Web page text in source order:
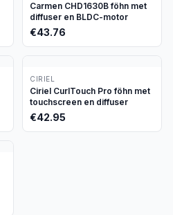
Carmen CHD1630B föhn met
diffuser en BLDC-motor
€43.76
CIRIEL
Ciriel CurlTouch Pro föhn met
touchscreen en diffuser
€42.95